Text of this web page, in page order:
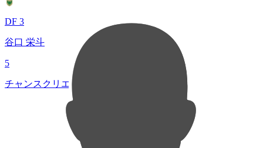
DF 3
谷口 栄斗
5
チャンスクリエイト総数